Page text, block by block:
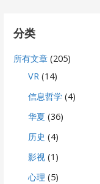
分类
所有文章 (205)
VR (14)
信息哲学 (4)
华夏 (36)
历史 (4)
影视 (1)
心理 (5)